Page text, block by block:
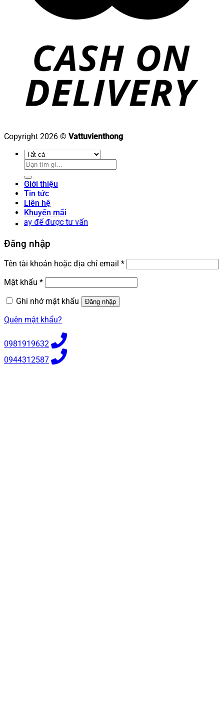
Copyright 2026 © Vattuvienthong
Tìm
Giới thiệu
Tin tức
Liên hệ
Khuyến mãi
được tư vấn
Đăng nhập
Tên tài khoản hoặc địa chỉ email *Bắt
buộc
Mật khẩu *Bắt
buộc
Ghi nhớ mật khẩu
Đăng nhập
Quên mật khẩu?
0981919632
0944312587